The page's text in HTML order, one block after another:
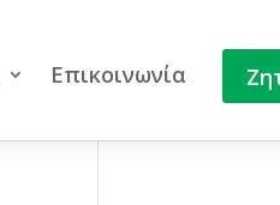
Επικοινωνία